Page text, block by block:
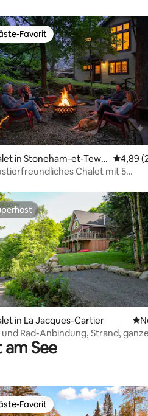
Bewertung: 5 von 5, 20
Favorit
Favorit
in Stoneham-et-Tewk
4,89
Chalet mit 5
Bewertung: 4,75 von 5, 114
in La Jacques-Cartier
und Rad-Anbindung, Strand,
20 Minuten nach QC
See
Favorit
Favorit